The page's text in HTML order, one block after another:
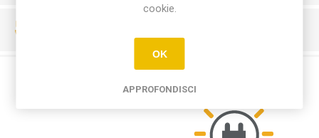
cookie.
OK
APPROFONDISCI